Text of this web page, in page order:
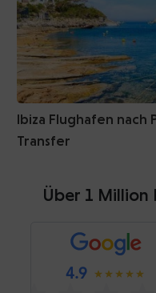
Ibiza Flughafen nach
Transfer
Über 1 Million
4.9